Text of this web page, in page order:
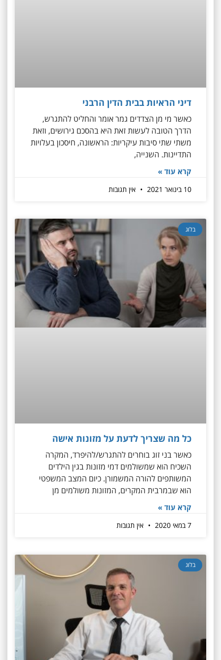
דיני הראיות בבית הדין הרבני
כאשר מי מן הצדדים גמר אומר והחליט להתגרש,
הדרך הטובה לעשות זאת היא בהסכם גירושים, וזאת
משתי שתי סיבות עיקריות: הראשונה, חיסכון בעלויות
התדיינות. השנייה,
קרא עוד »
10 בינואר 2021 אין תגובות
בלוג
כל מה שצריך לדעת על מזונות אישה
כאשר בני זוג בוחרים להתגרש/להיפרד, המקרה
השכיח הוא שמשולמים דמי מזונות בגין הילדים
המשותפים להורה המשמורן. כיום המצב המשפטי
הוא שבמרבית המקרים, המזונות משולמים מן
קרא עוד »
7 במאי 2020 אין תגובות
בלוג